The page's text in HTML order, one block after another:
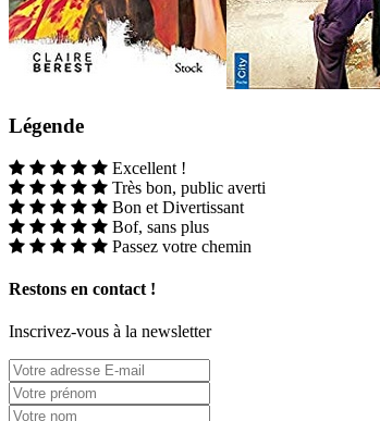
Légende
Excellent !
Très bon, public averti
Bon et Divertissant
Bof, sans plus
Passez votre chemin
Restons en contact !
Inscrivez-vous à la newsletter